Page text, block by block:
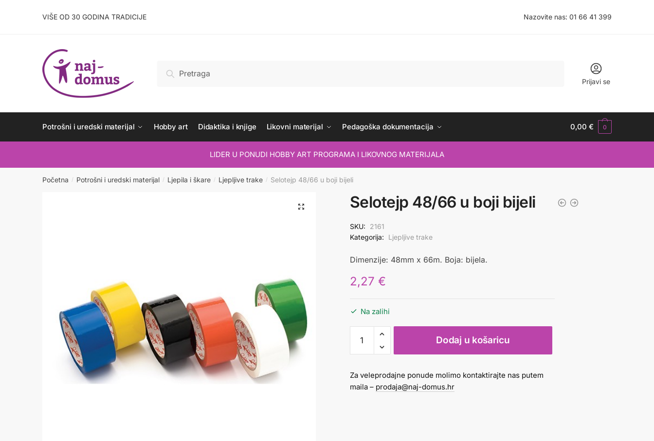
VIŠE OD 30 GODINA TRADICIJE Nazovite nas: 01 66 41 399
Pretraži
Prijavi se
Potrošni i uredski materijal Hobby art Didaktika i knjige Likovni materijal Pedagoška dokumentacija 0,00€ 0
LIDER U PONUDI HOBBY ART PROGRAMA I LIKOVNOG MATERIJALA
Početna / Potrošni i uredski materijal / Ljepila i škare / Ljepljive trake / Selotejp 48/66 u boji bijeli
Selotejp 48/66 u boji bijeli
SKU:
2161
Kategorija:
Ljepljive trake
Dimenzije: 48mm x 66m. Boja: bijela.
2,27 €
Na zalihi
48/66
u
bijeli
količina
Dodaj u košaricu
Za veleprodajne ponude molimo kontaktirajte nas putem
maila – prodaja@naj-domus.hr